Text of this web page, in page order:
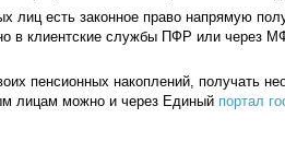
лиц есть законное право напрямую
в клиентские службы ПФР или через
пенсионных накоплений, получать
лицам можно и через Единый портал